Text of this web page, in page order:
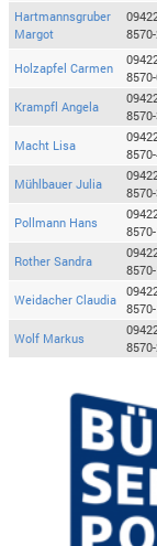
Hartmannsgruber
Margot
Holzapfel Carmen
Krampfl Angela
Macht Lisa
Mühlbauer Julia
Pollmann Hans
Rother Sandra
Weidacher Claudia
Wolf Markus